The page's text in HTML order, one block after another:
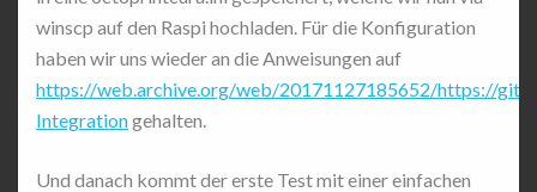
winscp auf den Raspi hochladen. Für die Konfiguration
haben wir uns wieder an die Anweisungen auf
https://web.archive.org/web/20171127185652/https://
Integrationgehalten.
Und danach kommt der erste Test mit einer einfachen